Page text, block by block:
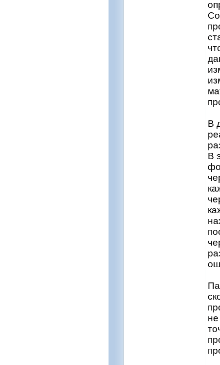
В
В